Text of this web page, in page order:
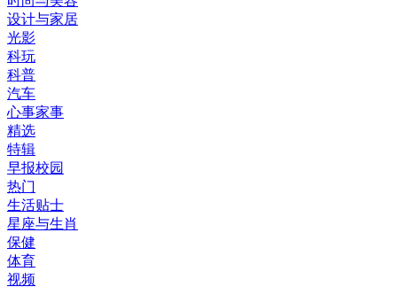
设计与家居
光影
科玩
科普
汽车
心事家事
精选
特辑
早报校园
热门
生活贴士
星座与生肖
保健
体育
视频